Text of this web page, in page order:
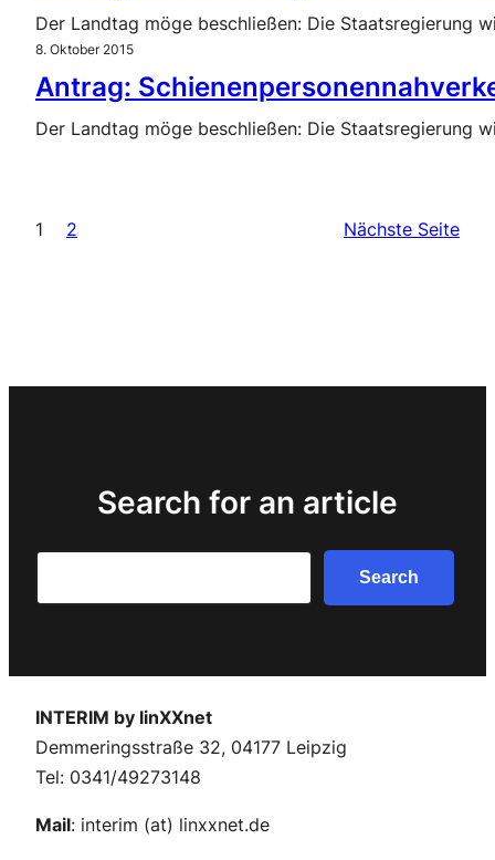
Der Landtag möge beschließen: Die Staatsregierung
8. Oktober 2015
Antrag:
Der Landtag möge beschließen: Die Staatsregierung
1 2 Nächste Seite
Search for an article
Search
INTERIM by linXXnet
Demmeringsstraße 32, 04177 Leipzig
Tel: 0341/49273148
Mail: interim (at) linxxnet.de